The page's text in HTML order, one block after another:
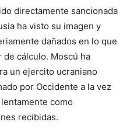
directamente sancionada
ha visto su imagen y
dañados en lo que
cálculo. Moscú ha
un ejercito ucraniano
por Occidente a la vez
como
recibidas.